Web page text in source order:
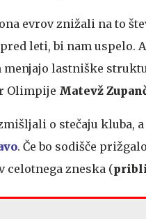
evrov znižali na to
leti, bi nam uspelo.
lastniške
Olimpije Matevž
o stečaju kluba,
. Če bo sodišče
zneska (